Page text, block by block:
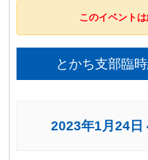
このイベントは
とかち支部臨
2023年1月24日